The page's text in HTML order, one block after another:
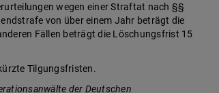
wegen einer Straftat nach §§
von über einem Jahr beträgt die
Fällen beträgt die Löschungsfrist 15
Tilgungsfristen.
der Deutschen